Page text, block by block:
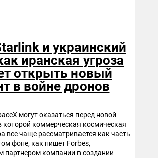
и украинский
иранская угроза
открыть новый
в войне дронов
могут оказаться перед новой
которой коммерческая космическая
все чаще рассматривается как часть
фоне, как пишет Forbes,
партнером компании в создании